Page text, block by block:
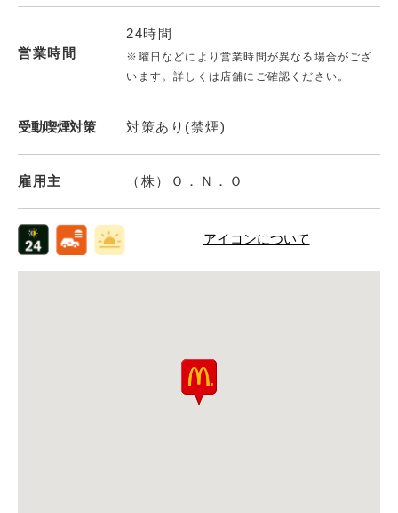
営業時間
24時間
※曜日などにより営業時間が異なる場合がござ
います。詳しくは店舗にご確認ください。
受動喫煙対策 対策あり(禁煙)
雇用主 （株）Ｏ．Ｎ．Ｏ
アイコンについて